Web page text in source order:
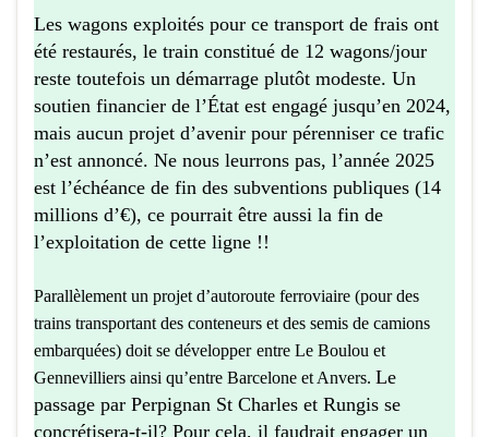
Les wagons exploités pour ce transport de frais ont
été restaurés, le train constitué de 12 wagons/jour
reste toutefois un démarrage plutôt modeste. Un
soutien financier de l’État est engagé jusqu’en 2024,
mais aucun projet d’avenir pour pérenniser ce trafic
n’est annoncé. Ne nous leurrons pas, l’année 2025
est l’échéance de fin des subventions publiques (14
millions d’€), ce pourrait être aussi la fin de
l’exploitation de cette ligne !!
Parallèlement un projet d’autoroute ferroviaire (pourdes
trains transportant des conteneurs et des semis de camions
embarquées) doit se développer entre Le Boulou et
Gennevilliers ainsi qu’entre Barcelone et Anvers. Le
passage par Perpignan St Charles et Rungis se
concrétisera-t-il? Pour cela, il faudrait engager un